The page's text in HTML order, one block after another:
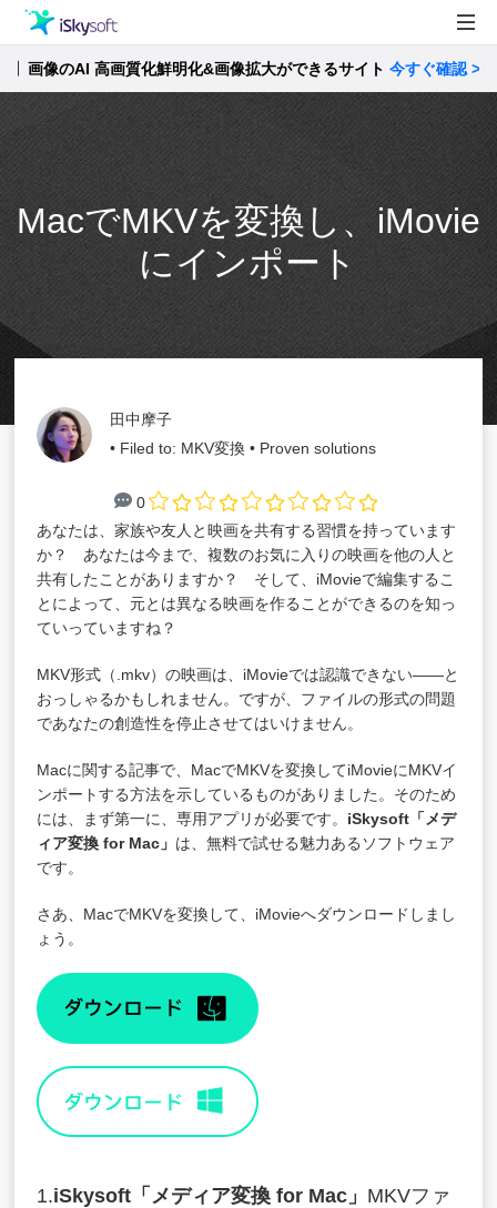
製品
Utility
製品活用事例
ストア
サポート
像のAI 高画質化鮮明化&画像拡大ができるサイト今すぐ確認 >>
MacでMKVを変換し、iMovie
にインポート
田中摩子
• Filed to: MKV変換 • Proven solutions
0
あなたは、家族や友人と映画を共有する習慣を持っています
か？ あなたは今まで、複数のお気に入りの映画を他の人と
共有したことがありますか？ そして、iMovieで編集するこ
とによって、元とは異なる映画を作ることができるのを知っ
ていっていますね？
MKV形式（.mkv）の映画は、iMovieでは認識できない――と
おっしゃるかもしれません。ですが、ファイルの形式の問題
であなたの創造性を停止させてはいけません。
Macに関する記事で、MacでMKVを変換してiMovieにMKVイ
ンポートする方法を示しているものがありました。そのため
には、まず第一に、専用アプリが必要です。 iSkysoft「 メデ
ィア変換 for Mac 」 は、無料で試せる魅力あるソフトウェア
です。
さあ、MacでMKVを変換して、iMovieへダウンロードしまし
ょう。
1.iSkysoft「 メディア変換 for Mac 」 MKVファ